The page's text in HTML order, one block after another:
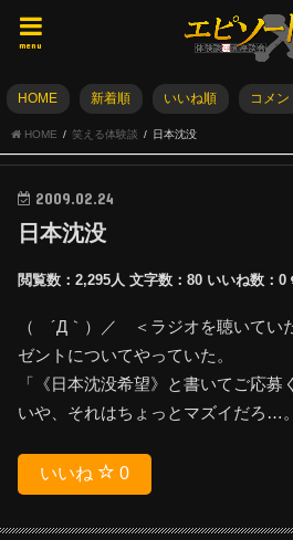
menu
HOME 新着順 いいね順 コメ
HOME 笑える体験談 日本沈没
2009.02.24
日本沈没
閲覧数：2,295人 文字数：80 いいね数：0
（ ´Д｀）／ ＜ラジオを聴いてい
ゼントについてやっていた。
「《日本沈没希望》と書いてご応募
いや、それはちょっとマズイだろ…。
いいね 0